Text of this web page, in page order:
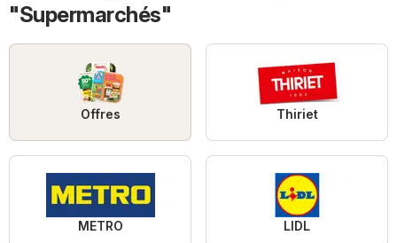
"Supermarchés"
Offres Thiriet
METRO LIDL